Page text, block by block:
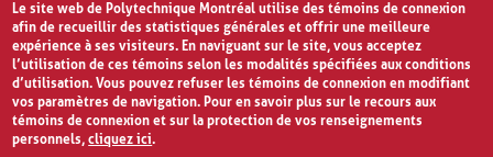
Le site web de Polytechnique Montréal utilise des témoins de connexion
afin de recueillir des statistiques générales et offrir une meilleure
expérience à ses visiteurs. En naviguant sur le site, vous acceptez
l’utilisation de ces témoins selon les modalités spécifiées aux conditions
d’utilisation. Vous pouvez refuser les témoins de connexion en modifiant
vos paramètres de navigation. Pour en savoir plus sur le recours aux
témoins de connexion et sur la protection de vos renseignements
personnels,cliquez ici.